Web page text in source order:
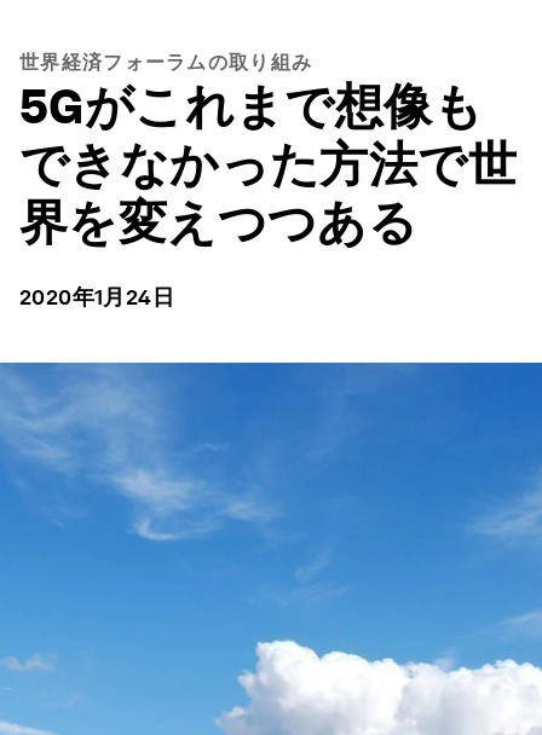
世界経済フォーラムの取り組み
5Gがこれまで想像も
できなかった方法で世
界を変えつつある
2020年1月24日